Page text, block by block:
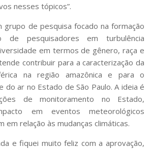
nesses tópicos”.
grupo de pesquisa focado na formação
de pesquisadores em turbulência
em termos de gênero, raça e
contribuir para a caracterização da
na região amazônica e para o
do ar no Estado de São Paulo. A ideia é
de monitoramento no Estado,
em eventos meteorológicos
relação às mudanças climáticas.
e fiquei muito feliz com a aprovação,